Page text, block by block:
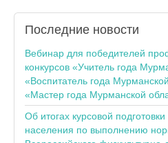
Последние новости
Вебинар для победителей
конкурсов «Учитель года
«Воспитатель года
«Мастер года Мурманской
Об итогах курсовой
населения по выполнению